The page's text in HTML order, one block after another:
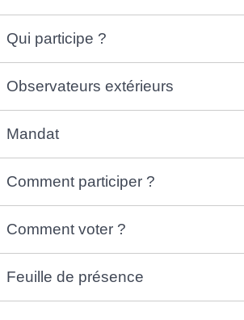
Qui participe ?
Observateurs extérieurs
Mandat
Comment participer ?
Comment voter ?
Feuille de présence